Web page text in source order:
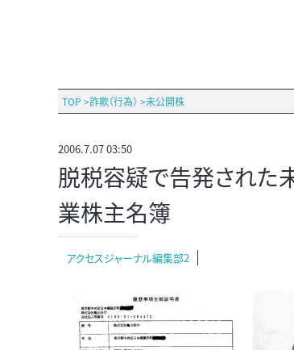
TOP >詐欺（行為） >未公開株
2006.7.07 03:50
脱税容疑で告発された
業株主名簿
アクセスジャーナル編集部2